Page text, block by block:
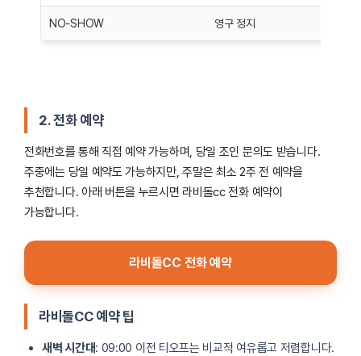
NO-SHOW 영구 정지
2. 전화 예약
전화번호를 통해 직접 예약 가능하며, 당일 조인 문의도 받습니다.
주중에는 당일 예약도 가능하지만, 주말은 최소 2주 전 예약을
추천합니다. 아래 버튼을 누르시면 라비돌cc 전화 예약이
가능합니다.
라비돌CC 전화 예약
라비돌CC 예약 팁
새벽 시간대: 09:00 이전 티오프는 비교적 여유롭고 저렴합니다.